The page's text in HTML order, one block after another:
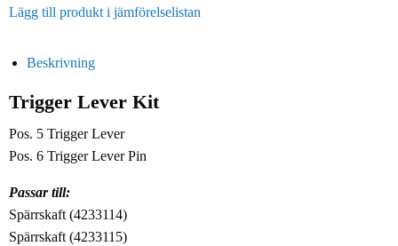
Lägg till produkt i jämförelselistan
Beskrivning
Trigger Lever Kit
Pos. 5 Trigger Lever
Pos. 6 Trigger Lever Pin
Passar till:
Spärrskaft (4233114)
Spärrskaft (4233115)